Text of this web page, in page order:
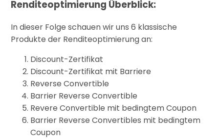
Renditeoptimierung Überblick:
In dieser Folge schauen wir uns 6 klassische
Produkte der Renditeoptimierung an:
Discount-Zertifikat
Discount-Zertifikat mit Barriere
Reverse Convertible
Barrier Reverse Convertible
Revere Convertible mit bedingtem Coupon
Barrier Reverse Convertibles mit bedingtem
Coupon